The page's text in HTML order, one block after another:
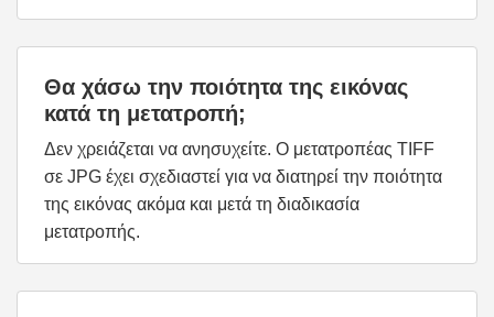
Θα χάσω την ποιότητα της εικόνας
κατά τη μετατροπή;
Δεν χρειάζεται να ανησυχείτε. Ο μετατροπέας TIFF
σε JPG έχει σχεδιαστεί για να διατηρεί την ποιότητα
της εικόνας ακόμα και μετά τη διαδικασία
μετατροπής.